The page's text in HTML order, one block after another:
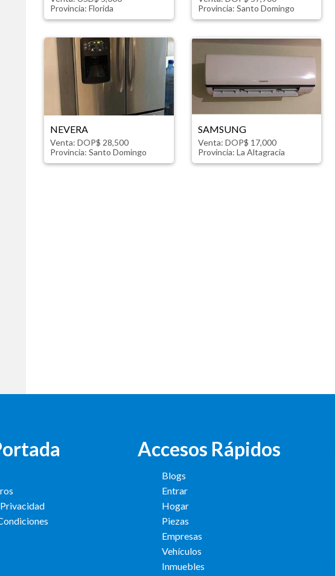
Provincia: Florida
Provincia: Santo Domingo
NEVERA
Venta: DOP$ 28,500
Provincia: Santo Domingo
SAMSUNG
Venta: DOP$ 17,000
Provincia: La Altagracia
Accesos Rápidos
Blogs
Entrar
Hogar
Piezas
Empresas
Vehículos
Inmuebles